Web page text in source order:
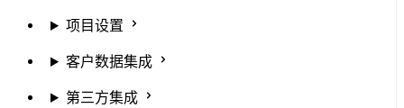
项目设置
客户数据集成
第三方集成